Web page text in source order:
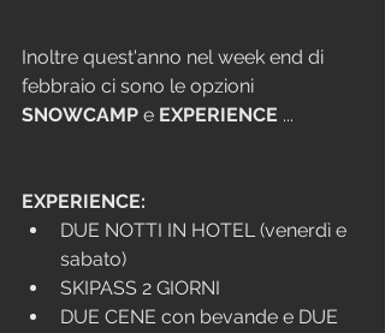
Inoltre quest'anno nel week end di
febbraio ci sono le opzioni
SNOWCAMP e EXPERIENCE ...
EXPERIENCE:
DUE NOTTI IN HOTEL (venerdì e
sabato)
SKIPASS 2 GIORNI
DUE CENE con bevande e DUE